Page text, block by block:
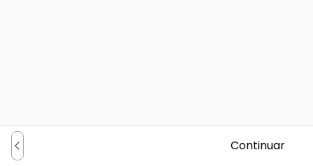
Continuar